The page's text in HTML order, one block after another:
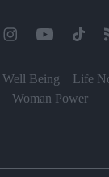
Well Being Life
Woman Power